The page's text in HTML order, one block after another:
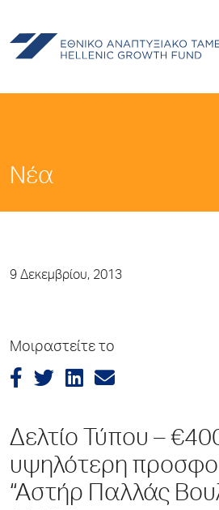
Νέα
9 Δεκεμβρίου, 2013
Μοιραστείτε το
Δελτίο Τύπου –
υψηλότερη
“Αστήρ Παλλάς